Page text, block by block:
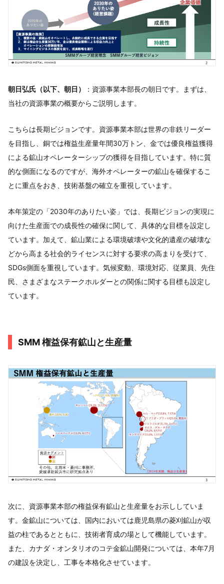
朝日弘氏（以下、朝日）
：資源事業本部長の朝日です。まずは、
当社の資源事業の概要からご説明します。
こちらは長期ビジョンです。資源事業本部は世界の非鉄リーダー
を目指し、銅では権益生産量年間30万トン、金では優良権益獲得
による鉱山オペレーターシップの獲得を目指しています。特に質
的な側面になるのですが、海外オペレーターの鉱山を確保するこ
とに重点をおき、技術基盤の確立を重視しています。
本年策定の「2030年のありたい姿」では、長期ビジョンの実現に
向けた生産面での成長性の確保に関して、具体的な目標を設定し
ています。加えて、鉱山業による環境破壊や文化的遺産の破壊な
どから高まる社会的ライセンスに対する要求の高まりを受けて、
SDGs側面を重視しています。気候変動、環境対応、従業員、先住
民、さまざまなステークホルダーとの関係に関する目標も設定し
ています。
SMM 権益保有鉱山と生産量
次に、資源事業本部の権益保有鉱山と生産量をお示ししていま
す。金鉱山については、国内においては鹿児島県の菱刈鉱山が収
益の柱であるとともに、技術者育成の場として機能しています。
また、カナダ・オンタリオのコテ金鉱山開発については、本年7月
の建設を決定し、工事を本格化させています。